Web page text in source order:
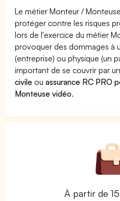
Le métier Monteur /
protéger contre les risques
lors de l'exercice du métier
provoquer des dommages à
(entreprise) ou physique (un
important de se couvrir par
civile ouassurance RC PRO
Monteuse vidéo.
À partir de